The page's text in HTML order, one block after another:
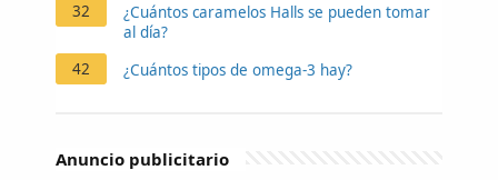
32
¿Cuántos caramelos Halls se pueden tomar
al día?
42
¿Cuántos tipos de omega-3 hay?
Anuncio publicitario